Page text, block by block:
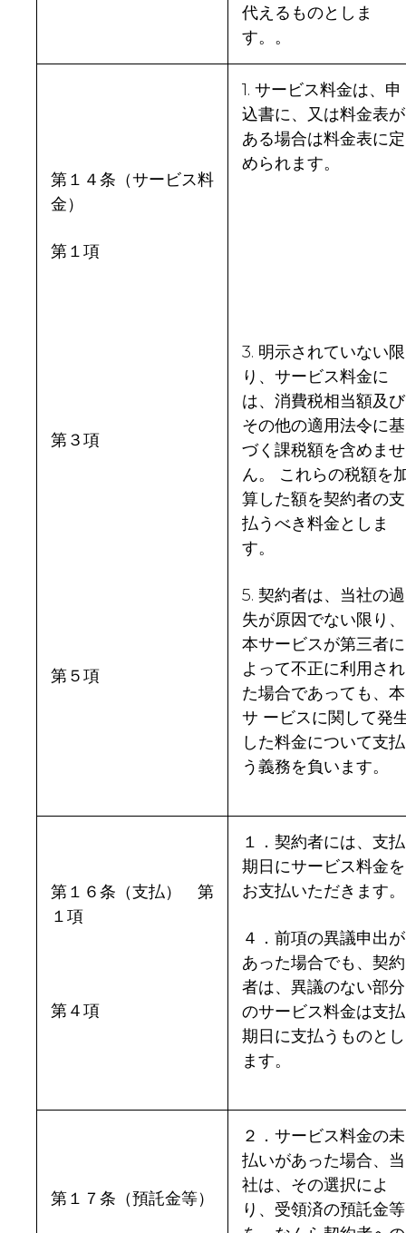
代えるものとしま
す。。
第１４条（サービス料
金）
第１項
第３項
第５項
1. サービス料金は、申
込書に、又は料金表が
ある場合は料金表に定
められます。
3. 明示されていない限
り、サービス料金に
は、消費税相当額及び
その他の適用法令に基
づく課税額を含めませ
ん。 これらの税額を
算した額を契約者の支
払うべき料金としま
す。
5. 契約者は、当社の過
失が原因でない限り、
本サービスが第三者に
よって不正に利用され
た場合であっても、本
サ ービスに関して発
した料金について支払
う義務を負います。
第１６条（支払） 第
１項
第４項
１．契約者には、支払
期日にサービス料金を
お支払いただきます。
４．前項の異議申出が
あった場合でも、契約
者は、異議のない部分
のサービス料金は支払
期日に支払うものとし
ます。
第１７条（預託金等）
２．サービス料金の未
払いがあった場合、当
社は、その選択によ
り、受領済の預託金等